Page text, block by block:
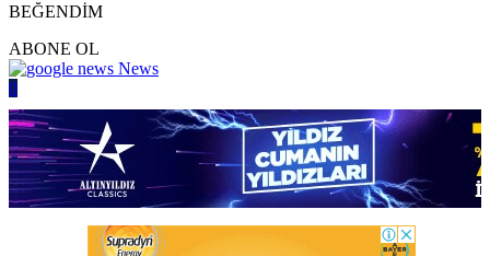
BEĞENDİM
ABONE OL
News
0